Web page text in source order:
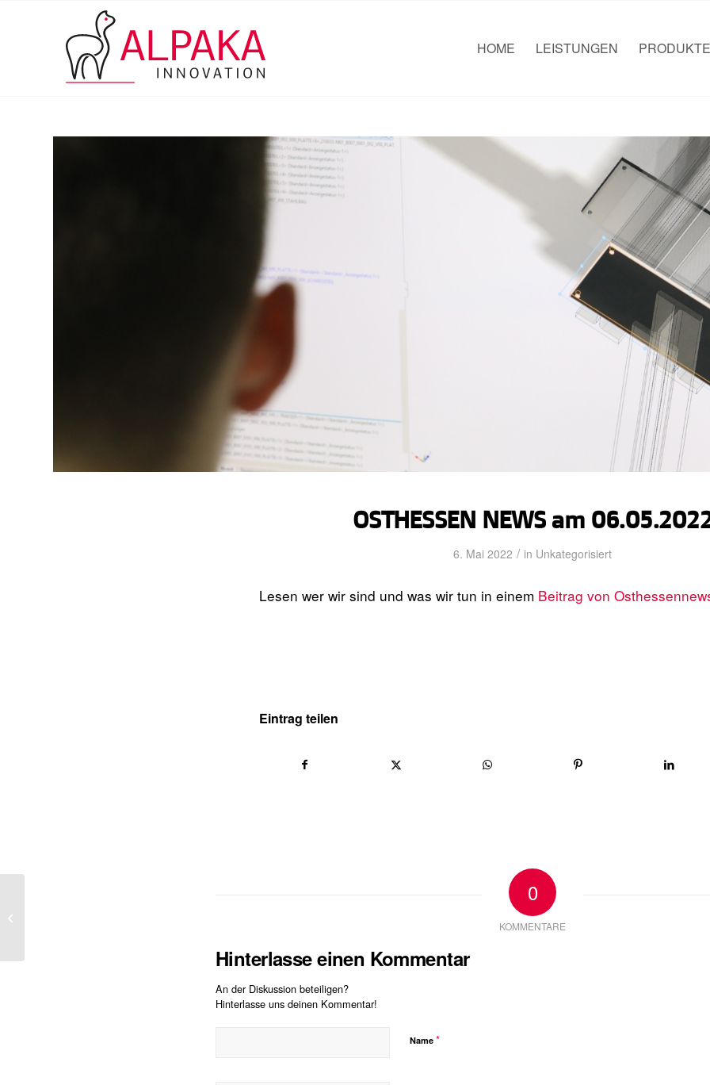
HOME LEISTUNGEN PRODUKTE
OSTHESSEN NEWS am
6. Mai 2022 / in Unkategorisiert
Lesen wer wir sind und was wir tun in einem Beitrag von
Eintrag teilen
0
KOMMENTARE
Hinterlasse einen Kommentar
An der Diskussion beteiligen?
Hinterlasse uns deinen Kommentar!
Name *